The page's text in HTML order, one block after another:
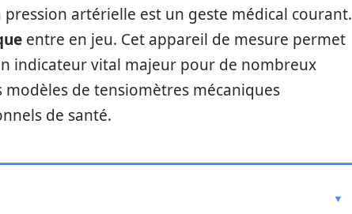
artérielle est un geste médical courant.
entre en jeu. Cet appareil de mesure permet
indicateur vital majeur pour de nombreux
de tensiomètres mécaniques
de santé.